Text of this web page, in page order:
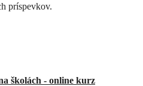
príspevkov.
školách - online kurz